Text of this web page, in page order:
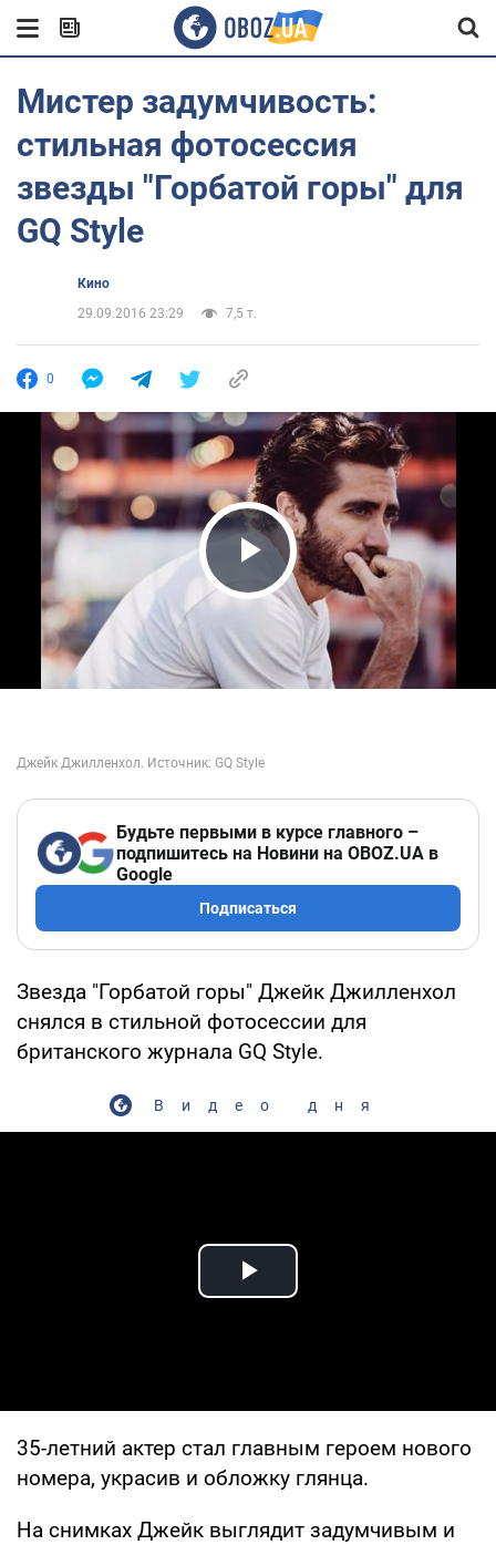
Мистер задумчивость:
стильная фотосессия
звезды "Горбатой горы" для
GQ Style
Кино
29.09.2016 23:29
7,5 т.
0
Play Video
Будьте первыми в курсе главного –
подпишитесь на Новини на OBOZ.UA в
Google
Подписаться
Звезда "Горбатой горы" Джейк Джилленхол
снялся в стильной фотосессии для
британского журнала GQ Style.
Видео дня
Play Video
35-летний актер стал главным героем нового
номера, украсив и обложку глянца.
На снимках Джейк выглядит задумчивым и